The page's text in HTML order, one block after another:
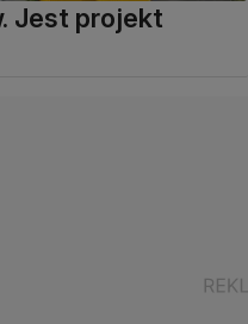
Jest projekt